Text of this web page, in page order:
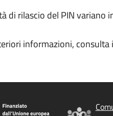
di rilascio del PIN variano
informazioni, consulta